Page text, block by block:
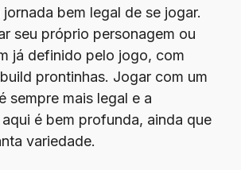
bem legal de se jogar.
seu próprio personagem ou
já definido pelo jogo, com
prontinhas. Jogar com um
sempre mais legal e a
é bem profunda, ainda que
variedade.